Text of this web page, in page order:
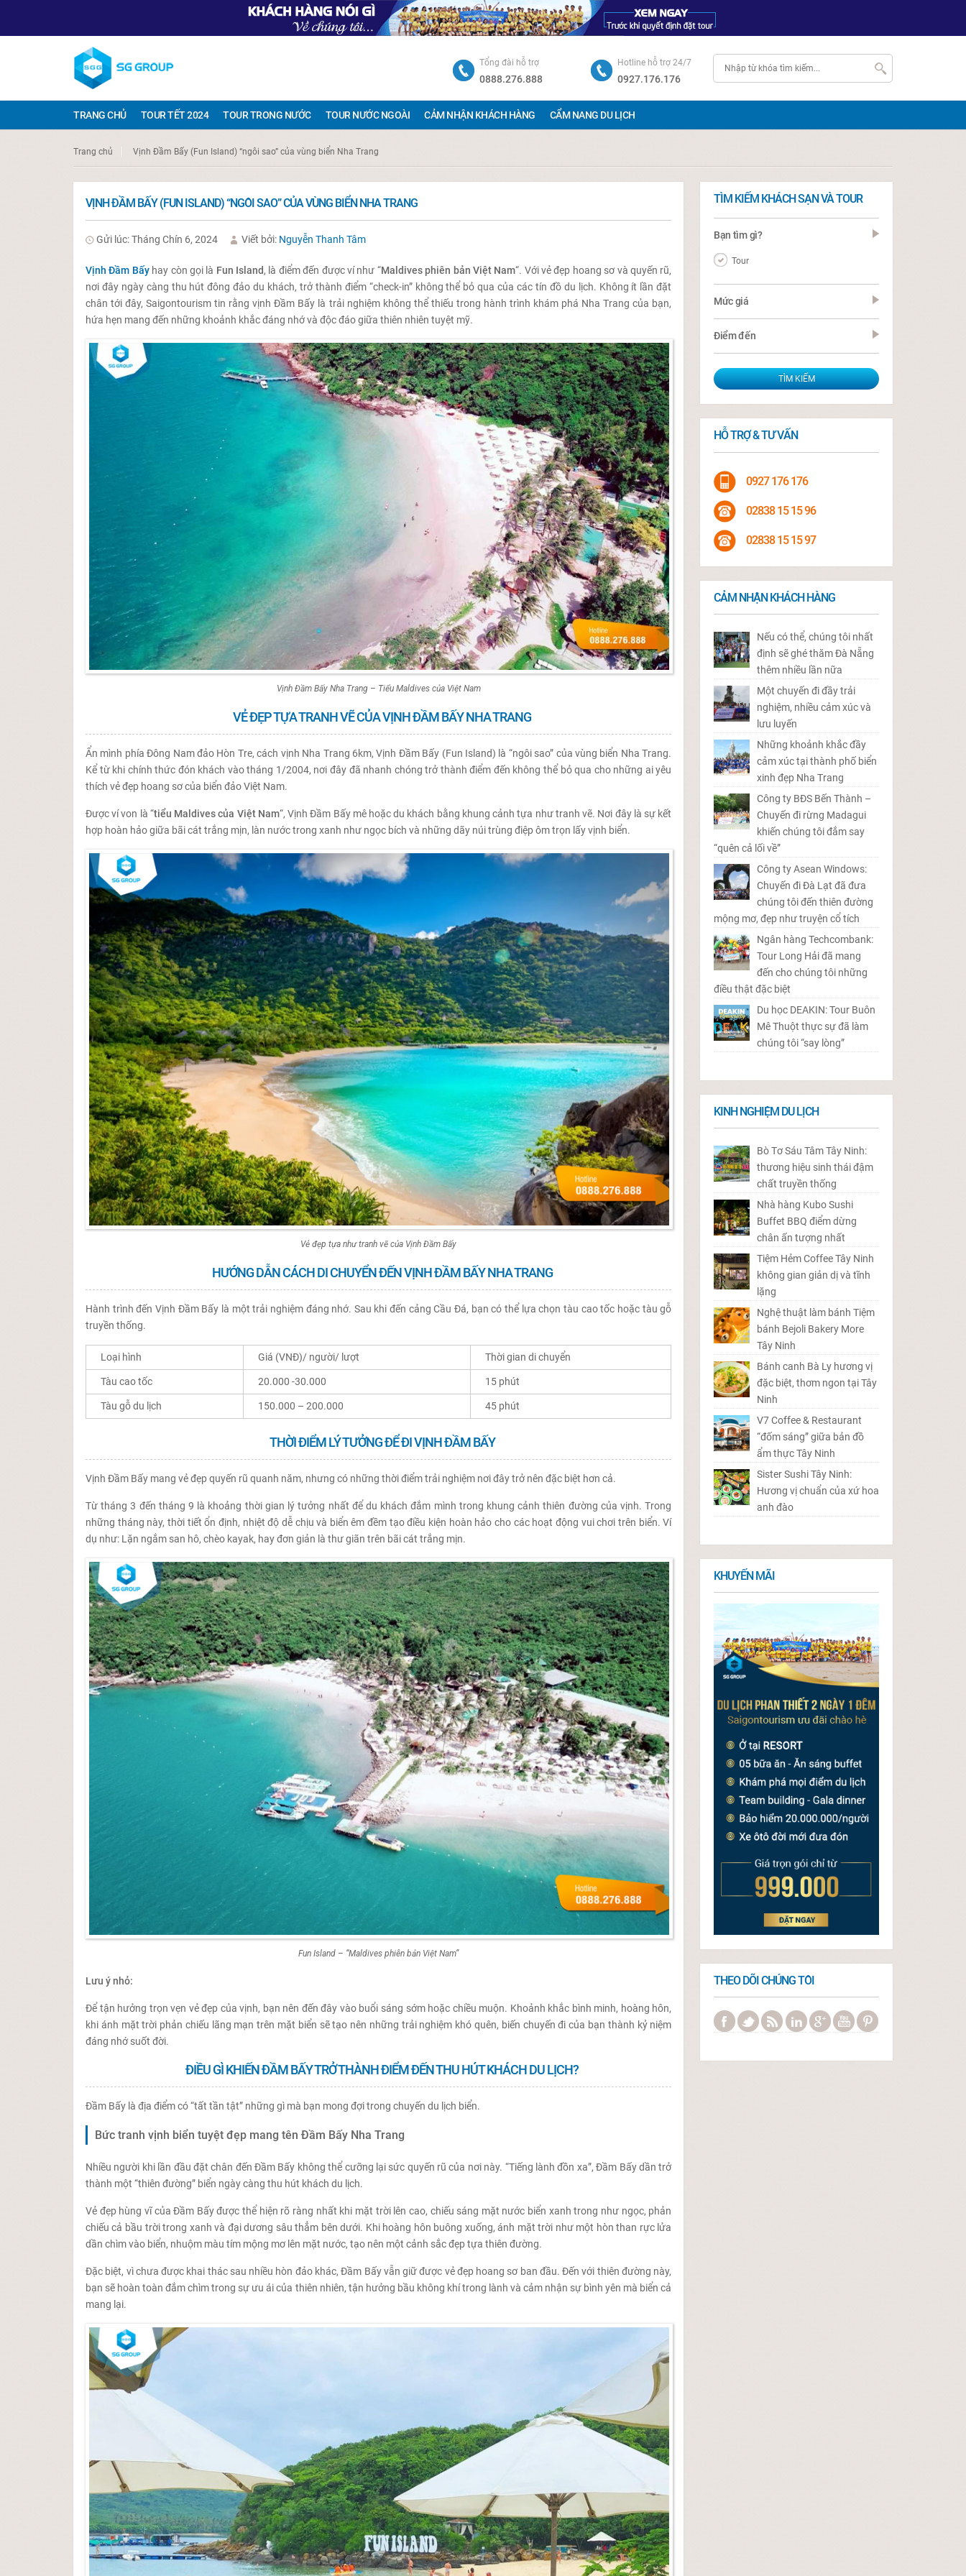
Hotline hỗ trợ 24/7
0927.176.176
Tổng đài hỗ trợ
0888.276.888
TRANG CHỦ TOUR TẾT 2024 TOUR TRONG NƯỚC TOUR NƯỚC NGOÀI CẢM NHẬN KHÁCH HÀNG CẨM NANG DU LỊCH
Trang chủ Vịnh Đầm Bấy (Fun Island) “ngôi sao” của vùng biển Nha Trang
VỊNH ĐẦM BẤY (FUN ISLAND) “NGÔI SAO” CỦA VÙNG BIỂN NHA TRANG
Gửi lúc: Tháng Chín 6, 2024 Viết bởi: Nguyễn Thanh Tâm
Vịnh Đầm Bấyhay còn gọi là Fun Island, là điểm đến được ví như “Maldives phiên bản Việt Nam“. Với vẻ đẹp hoang sơ và quyến rũ,
nơi đây ngày càng thu hút đông đảo du khách, trở thành điểm “check-in” không thể bỏ qua của các tín đồ du lịch. Không ít lần đặt
chân tới đây, Saigontourism tin rằng vịnh Đầm Bấy là trải nghiệm không thể thiếu trong hành trình khám phá Nha Trang của bạn,
hứa hẹn mang đến những khoảnh khắc đáng nhớ và độc đáo giữa thiên nhiên tuyệt mỹ.
Vịnh Đầm Bấy Nha Trang – Tiểu Maldives của Việt Nam
VẺ ĐẸP TỰA TRANH VẼ CỦA VỊNH ĐẦM BẤY NHA TRANG
Ẩn mình phía Đông Nam đảo Hòn Tre, cách vịnh Nha Trang 6km, Vịnh Đầm Bấy (Fun Island) là “ngôi sao” của vùng biển Nha Trang.
Kể từ khi chính thức đón khách vào tháng 1/2004, nơi đây đã nhanh chóng trở thành điểm đến không thể bỏ qua cho những ai yêu
thích vẻ đẹp hoang sơ của biển đảo Việt Nam.
Được ví von là “tiểu Maldives của Việt Nam“, Vịnh Đầm Bấy mê hoặc du khách bằng khung cảnh tựa như tranh vẽ. Nơi đây là sự kết
hợp hoàn hảo giữa bãi cát trắng mịn, làn nước trong xanh như ngọc bích và những dãy núi trùng điệp ôm trọn lấy vịnh biển.
Vẻ đẹp tựa như tranh vẽ của Vịnh Đầm Bấy
HƯỚNG DẪN CÁCH DI CHUYỂN ĐẾN VỊNH ĐẦM BẤY NHA TRANG
Hành trình đến Vịnh Đầm Bấy là một trải nghiệm đáng nhớ. Sau khi đến cảng Cầu Đá, bạn có thể lựa chọn tàu cao tốc hoặc tàu gỗ
truyền thống.
Loại hình Giá (VNĐ)/ người/ lượt Thời gian di chuyển
Tàu cao tốc 20.000 -30.000 15 phút
Tàu gỗ du lịch 150.000 – 200.000 45 phút
THỜI ĐIỂM LÝ TƯỞNG ĐỂ ĐI VỊNH ĐẦM BẤY
Vịnh Đầm Bấy mang vẻ đẹp quyến rũ quanh năm, nhưng có những thời điểm trải nghiệm nơi đây trở nên đặc biệt hơn cả.
Từ tháng 3 đến tháng 9 là khoảng thời gian lý tưởng nhất để du khách đắm mình trong khung cảnh thiên đường của vịnh. Trong
những tháng này, thời tiết ổn định, nhiệt độ dễ chịu và biển êm đềm tạo điều kiện hoàn hảo cho các hoạt động vui chơi trên biển. Ví
dụ như: Lặn ngắm san hô, chèo kayak, hay đơn giản là thư giãn trên bãi cát trắng mịn.
Fun Island – “Maldives phiên bản Việt Nam”
Lưu ý nhỏ:
Để tận hưởng trọn vẹn vẻ đẹp của vịnh, bạn nên đến đây vào buổi sáng sớm hoặc chiều muộn. Khoảnh khắc bình minh, hoàng hôn,
khi ánh mặt trời phản chiếu lãng mạn trên mặt biển sẽ tạo nên những trải nghiệm khó quên, biến chuyến đi của bạn thành kỷ niệm
đáng nhớ suốt đời.
ĐIỀU GÌ KHIẾN ĐẦM BẤY TRỞ THÀNH ĐIỂM ĐẾN THU HÚT KHÁCH DU LỊCH?
Đầm Bấy là địa điểm có “tất tần tật” những gì mà bạn mong đợi trong chuyến du lịch biển.
Bức tranh vịnh biển tuyệt đẹp mang tên Đầm Bấy Nha Trang
Nhiều người khi lần đầu đặt chân đến Đầm Bấy không thể cưỡng lại sức quyến rũ của nơi này. “Tiếng lành đồn xa”, Đầm Bấy dần trở
thành một “thiên đường” biển ngày càng thu hút khách du lịch.
Vẻ đẹp hùng vĩ của Đầm Bấy được thể hiện rõ ràng nhất khi mặt trời lên cao, chiếu sáng mặt nước biển xanh trong như ngọc, phản
chiếu cả bầu trời trong xanh và đại dương sâu thẳm bên dưới. Khi hoàng hôn buông xuống, ánh mặt trời như một hòn than rực lửa
dần chìm vào biển, nhuộm màu tím mộng mơ lên mặt nước, tạo nên một cảnh sắc đẹp tựa thiên đường.
Đặc biệt, vì chưa được khai thác sau nhiều hòn đảo khác, Đầm Bấy vẫn giữ được vẻ đẹp hoang sơ ban đầu. Đến với thiên đường này,
bạn sẽ hoàn toàn đắm chìm trong sự ưu ái của thiên nhiên, tận hưởng bầu không khí trong lành và cảm nhận sự bình yên mà biển cả
mang lại.
TÌM KIẾM KHÁCH SẠN VÀ TOUR
Bạn tìm gì?
Tour
Mức giá
Điểm đến
HỖ TRỢ & TƯ VẤN
0927 176 176
02838 15 15 96
02838 15 15 97
CẢM NHẬN KHÁCH HÀNG
Nếu có thể, chúng tôi nhất
định sẽ ghé thăm Đà Nẵng
thêm nhiều lần nữa
Một chuyến đi đầy trải
nghiệm, nhiều cảm xúc và
lưu luyến
Những khoảnh khắc đầy
cảm xúc tại thành phố biển
xinh đẹp Nha Trang
Công ty BĐS Bến Thành –
Chuyến đi rừng Madagui
khiến chúng tôi đắm say
“quên cả lối về”
Công ty Asean Windows:
Chuyến đi Đà Lạt đã đưa
chúng tôi đến thiên đường
mộng mơ, đẹp như truyện cổ tích
Ngân hàng Techcombank:
Tour Long Hải đã mang
đến cho chúng tôi những
điều thật đặc biệt
Du học DEAKIN: Tour Buôn
Mê Thuột thực sự đã làm
chúng tôi “say lòng”
KINH NGHIỆM DU LỊCH
Bò Tơ Sáu Tâm Tây Ninh:
thương hiệu sinh thái đậm
chất truyền thống
Nhà hàng Kubo Sushi
Buffet BBQ điểm dừng
chân ấn tượng nhất
Tiệm Hẻm Coffee Tây Ninh
không gian giản dị và tĩnh
lặng
Nghệ thuật làm bánh Tiệm
bánh Bejoli Bakery More
Tây Ninh
Bánh canh Bà Ly hương vị
đặc biệt, thơm ngon tại Tây
Ninh
V7 Coffee & Restaurant
“đốm sáng” giữa bản đồ
ẩm thực Tây Ninh
Sister Sushi Tây Ninh:
Hương vị chuẩn của xứ hoa
anh đào
KHUYẾN MÃI
THEO DÕI CHÚNG TÔI